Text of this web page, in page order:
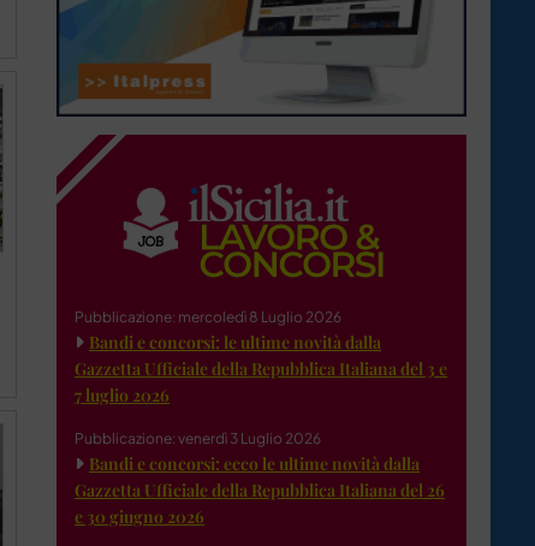
Pubblicazione: mercoledì 8 Luglio 2026
Bandi e concorsi: le ultime novità dalla
Gazzetta Ufficiale della Repubblica Italiana del 3 e
7 luglio 2026
Pubblicazione: venerdì 3 Luglio 2026
Bandi e concorsi: ecco le ultime novità dalla
Gazzetta Ufficiale della Repubblica Italiana del 26
e 30 giugno 2026